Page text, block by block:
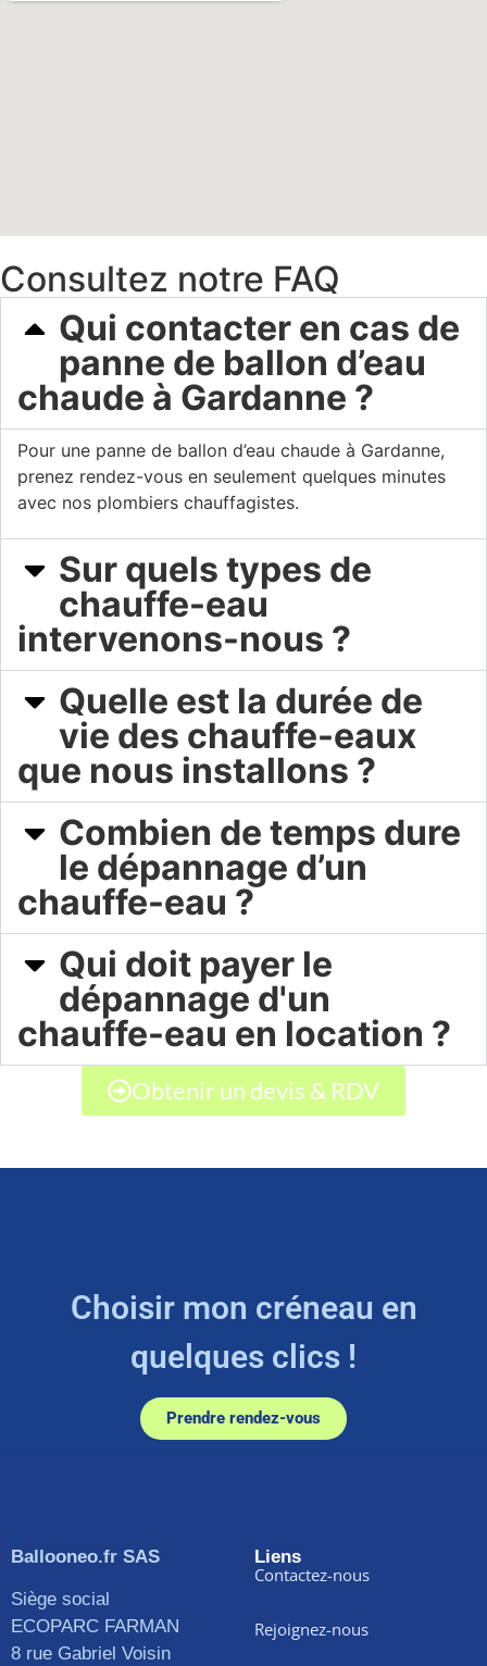
Consultez notre FAQ
Qui contacter en cas de
panne de ballon d’eau
chaude à Gardanne ?
Pour une panne de ballon d’eau chaude à Gardanne,
prenez rendez-vous en seulement quelques minutes
avec nos plombiers chauffagistes.
Sur quels types de
chauffe-eau
intervenons-nous ?​
Quelle est la durée de
vie des chauffe-eaux
que nous installons ?
Combien de temps dure
le dépannage d’un
chauffe-eau ?
Qui doit payer le
dépannage d'un
chauffe-eau en location ?
Obtenir un devis & RDV
Choisir mon créneau en
quelques clics !
Prendre rendez-vous
Ballooneo.fr SAS
Siège social
ECOPARC FARMAN
8 rue Gabriel Voisin
Liens
Contactez-nous
Rejoignez-nous